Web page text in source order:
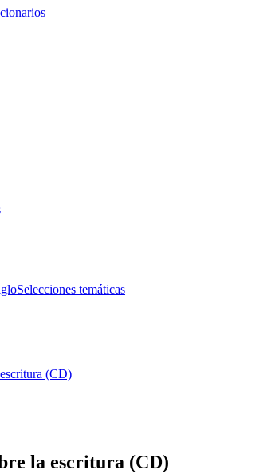
Selecciones temáticas
(CD)
la escritura (CD)